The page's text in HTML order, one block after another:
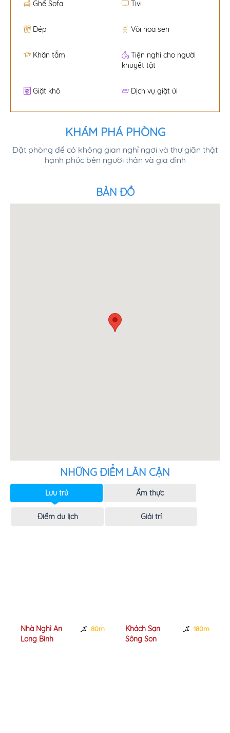
Ghế Sofa Tivi
Dép Vòi hoa sen
Khăn tắm
Tiện nghi cho người
khuyết tật
Giặt khô Dịch vụ giặt ủi
KHÁM PHÁ PHÒNG
Đặt phòng để có không gian nghỉ ngơi và thư giãn thật
hạnh phúc bên người thân và gia đình
BẢN ĐỒ
NHỮNG ĐIỂM LÂN CẬN
Lưu trú Ẩm thực
Điểm du lịch Giải trí
Nhà Nghỉ An
Long Bình
80m
Khách Sạn
Sông Son
180m